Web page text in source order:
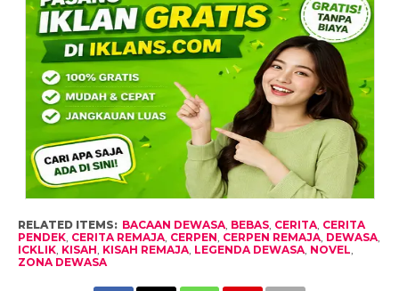
RELATED ITEMS: BACAAN DEWASA, BEBAS, CERITA, CERITA
PENDEK, CERITA REMAJA, CERPEN, CERPEN REMAJA, DEWASA,
ICKLIK, KISAH, KISAH REMAJA, LEGENDA DEWASA, NOVEL,
ZONA DEWASA